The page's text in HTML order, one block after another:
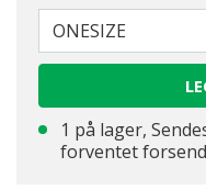
ONESIZE
1 på lager,
forventet